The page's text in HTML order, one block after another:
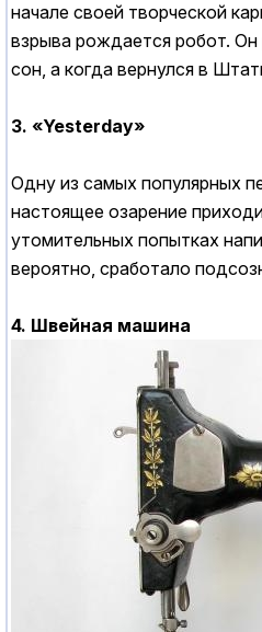
начале своей творческой
взрыва рождается робот.
сон, а когда вернулся в
3. «Yesterday»
Одну из самых популярных
настоящее озарение
утомительных попытках
вероятно, сработало
4. Швейная машина